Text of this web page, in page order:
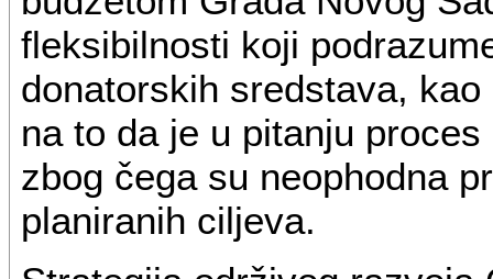
fleksibilnosti koji
donatorskih sredstava,
na to da je u pitanju
zbog čega su neophodna
planiranih ciljeva.